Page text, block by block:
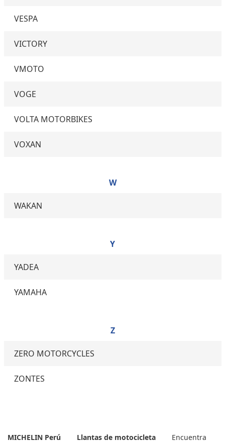
VESPA
VICTORY
VMOTO
VOGE
VOLTA MOTORBIKES
VOXAN
W
WAKAN
Y
YADEA
YAMAHA
Z
ZERO MOTORCYCLES
ZONTES
MICHELIN Perú Llantas de motocicleta
Encuentra